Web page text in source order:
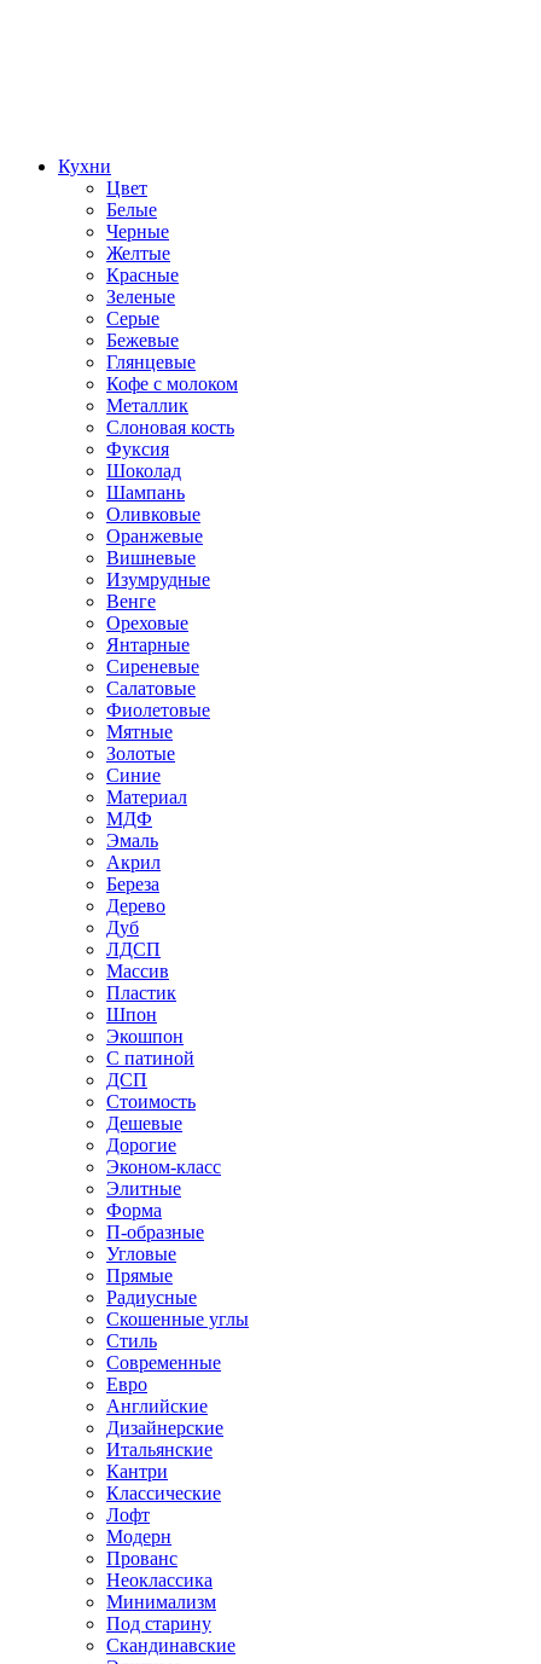
Кухни
Цвет
Белые
Черные
Желтые
Красные
Зеленые
Серые
Бежевые
Глянцевые
Кофе с молоком
Металлик
Слоновая кость
Фуксия
Шоколад
Шампань
Оливковые
Оранжевые
Вишневые
Изумрудные
Венге
Ореховые
Янтарные
Сиреневые
Салатовые
Фиолетовые
Мятные
Золотые
Синие
Материал
МДФ
Эмаль
Акрил
Береза
Дерево
Дуб
ЛДСП
Массив
Пластик
Шпон
Экошпон
С патиной
ДСП
Стоимость
Дешевые
Дорогие
Эконом-класс
Элитные
Форма
П-образные
Угловые
Прямые
Радиусные
Скошенные углы
Стиль
Современные
Евро
Английские
Дизайнерские
Итальянские
Кантри
Классические
Лофт
Модерн
Прованс
Неоклассика
Минимализм
Под старину
Скандинавские